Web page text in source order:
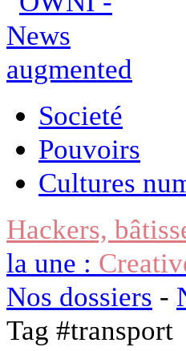
Societé
Pouvoirs
Cultures
Hackers,
la une :
Nos dossiers -
Tag #transport